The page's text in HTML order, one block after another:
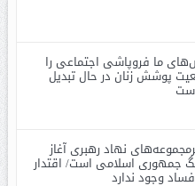
ما فروپاشی اجتماعی را
پوشش زنان در حال تبدیل
نهاد رهبری آغاز
جمهوری اسلامی است/ اقتدار
فساد وجود ندارد